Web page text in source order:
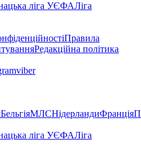
ліга УЄФАЛіга
Правила
Редакційна політика
viber
БельгіяМЛСНідерландиФранція
ліга УЄФАЛіга